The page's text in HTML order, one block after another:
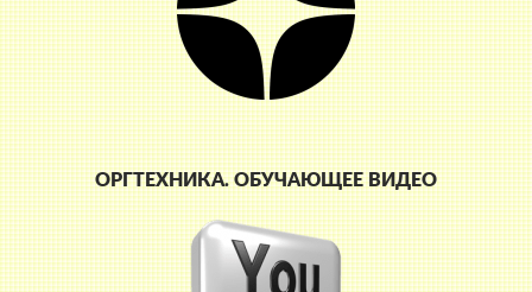
ОРГТЕХНИКА. ОБУЧАЮЩЕЕ ВИДЕО